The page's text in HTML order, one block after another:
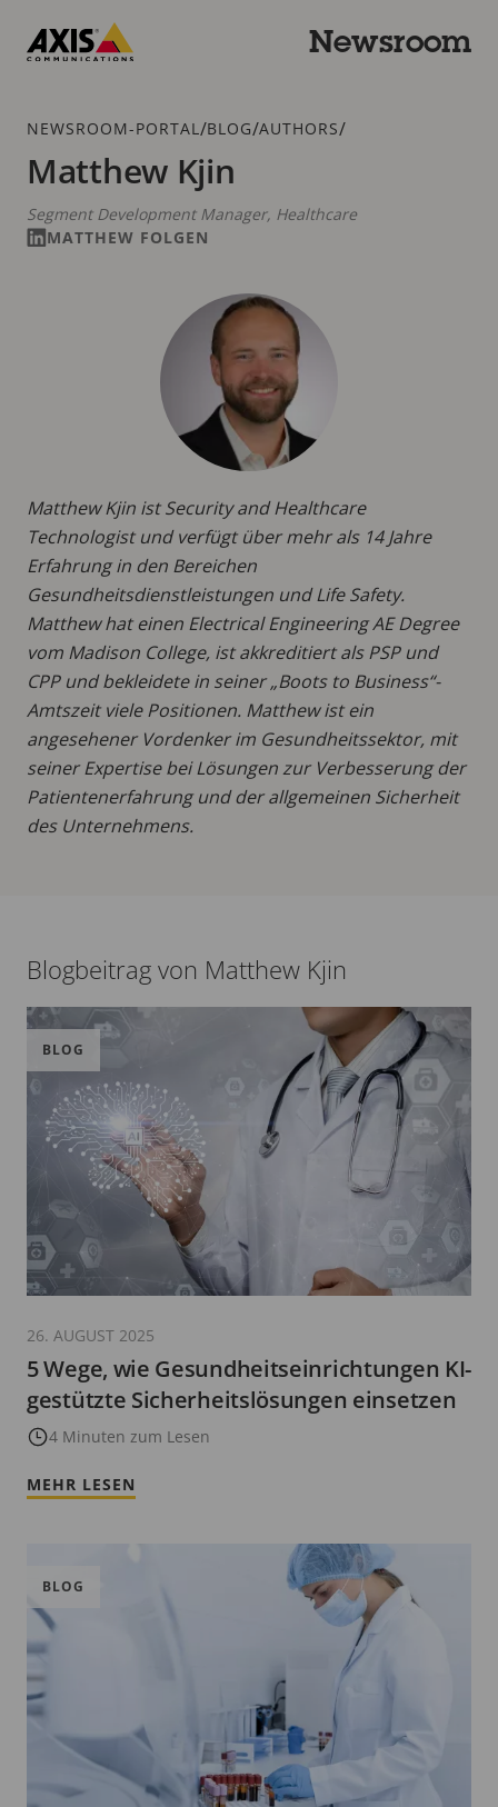
Hauptinhalt
springen
Newsroom
Breadcrumb
NEWSROOM-PORTAL /BLOG/AUTHORS/
Matthew Kjin
Matthew Kjin ist Security and Healthcare
Technologist und verfügt über mehr als 14 Jahre
Erfahrung in den Bereichen
Gesundheitsdienstleistungen und Life Safety.
Matthew hat einen Electrical Engineering AE Degree
vom Madison College, ist akkreditiert als PSP und
CPP und bekleidete in seiner „Boots to Business“-
Amtszeit viele Positionen. Matthew ist ein
angesehener Vordenker im Gesundheitssektor, mit
seiner Expertise bei Lösungen zur Verbesserung der
Patientenerfahrung und der allgemeinen Sicherheit
des Unternehmens.
Segment Development Manager, Healthcare
MATTHEW FOLGEN
Blogbeitrag von Matthew Kjin
5 Wege, wie Gesundheitseinrichtungen KI-
gestützte Sicherheitslösungen einsetzen
4 Minuten zum Lesen
BLOG
26. AUGUST 2025
MEHR LESEN
BLOG